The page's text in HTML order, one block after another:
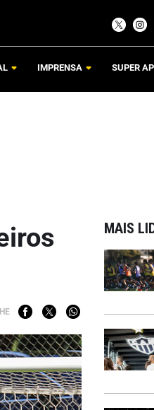
IMPRENSA SUPER
MAIS